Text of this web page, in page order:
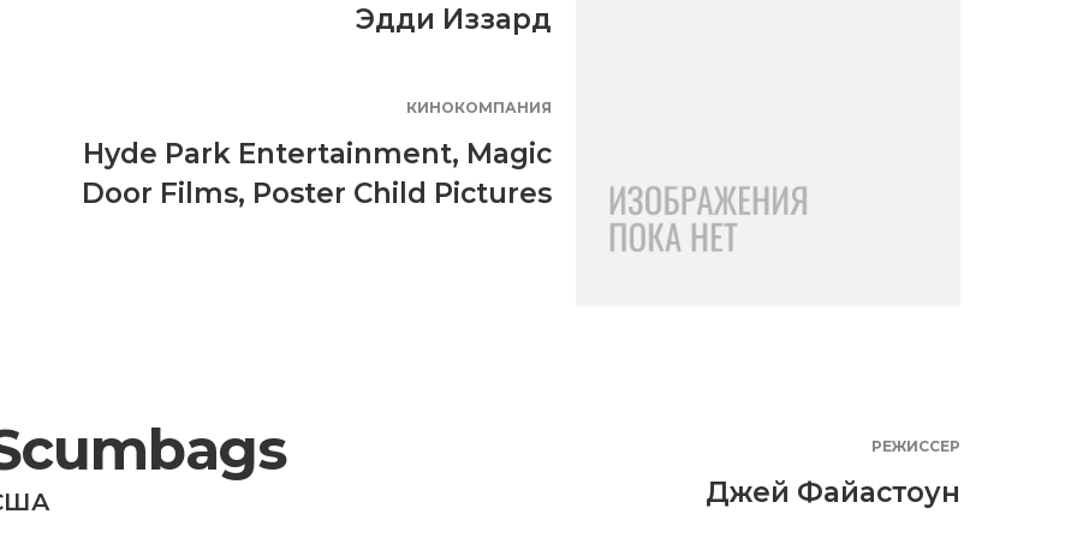
Эдди Иззард
КИНОКОМПАНИЯ
Hyde Park Entertainment, Magic
Door Films, Poster Child Pictures
РЕЖИССЕР
Джей Файастоун